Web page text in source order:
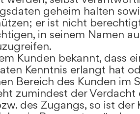
geheim halten
er ist nicht
in seinem Namen
Kunden bekannt, dass
Kenntnis erlangt hat
Bereich des Kunden im
zumindest der Verdacht
des Zugangs, so ist